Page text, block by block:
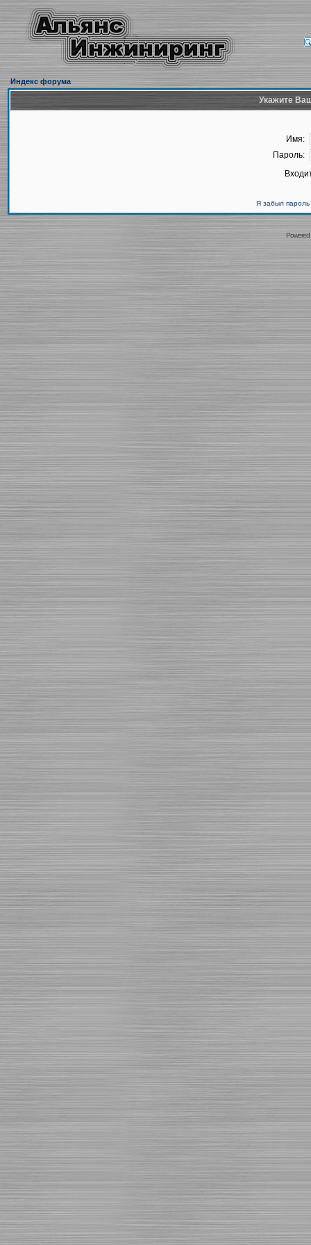
Индекс форума
Укажите
Имя:
Пароль:
Я забыл пароль